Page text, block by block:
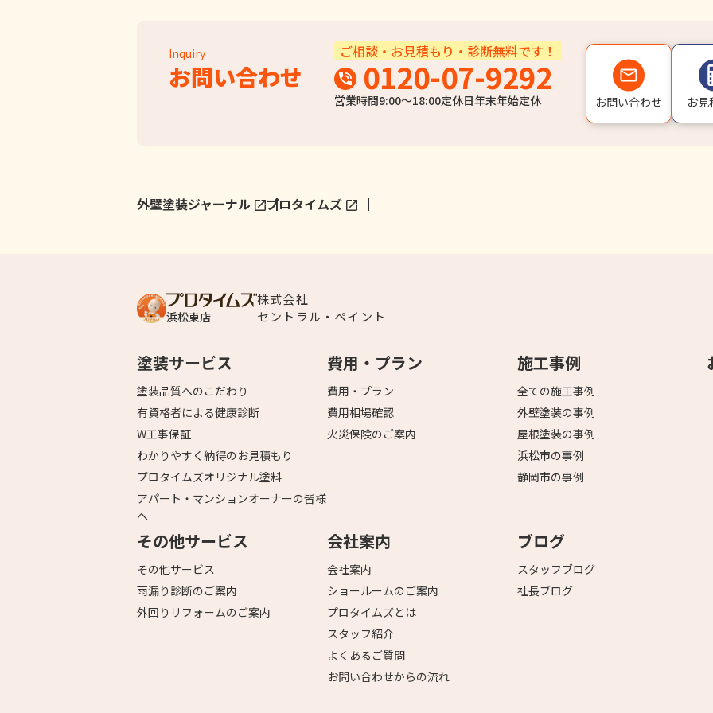
お問い合わせ
Inquiry ご相談・お見積もり・診断無料です！
0120-07-9292
営業時間9:00〜18:00定休日年末年始定休 お問い合わせ お見
外壁塗装ジャーナル プロタイムズ
浜松東店
株式会社
セントラル・ペイント
塗装サービス
塗装品質へのこだわり
有資格者による健康診断
W工事保証
わかりやすく納得のお見積もり
プロタイムズオリジナル塗料
アパート・マンションオーナーの皆様
へ
費用・プラン
費用・プラン
費用相場確認
火災保険のご案内
施工事例
全ての施工事例
外壁塗装の事例
屋根塗装の事例
浜松市の事例
静岡市の事例
その他サービス
その他サービス
雨漏り診断のご案内
外回りリフォームのご案内
会社案内
会社案内
ショールームのご案内
プロタイムズとは
スタッフ紹介
よくあるご質問
お問い合わせからの流れ
ブログ
スタッフブログ
社長ブログ